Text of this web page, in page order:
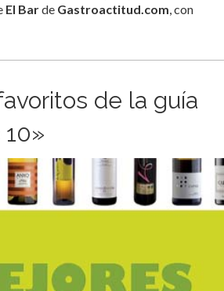
El Barde Gastroactitud.com, con
de la guía